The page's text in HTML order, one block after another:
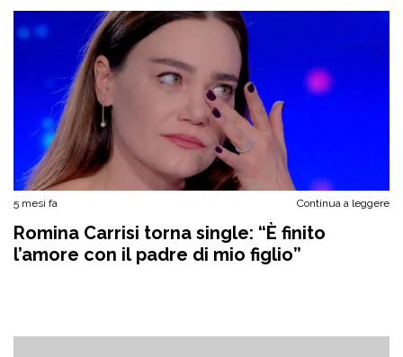
5 mesi fa Continua a leggere
Romina Carrisi torna single: “È finito
l’amore con il padre di mio figlio”